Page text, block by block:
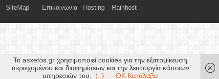
SiteMap
Επικοινωνία Hosting Rainhost
Το asxetos.gr χρησιμοποιεί cookies για την εξατομίκευση
περιεχομένου και διαφημίσεων και την λειτουργία κάποιων
υπηρεσιών του.
(..) OK Κατάλαβα